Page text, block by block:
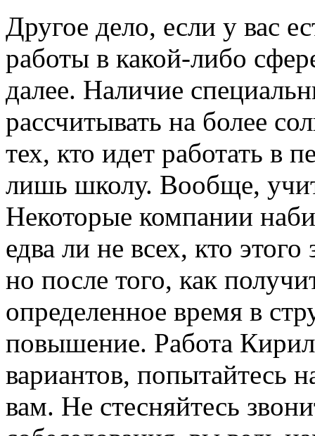
Другое дело, если у вас
работы в какой-либо
далее. Наличие
рассчитывать на более
тех, кто идет работать в
лишь школу. Вообще,
Некоторые компании
едва ли не всех, кто
но после того, как
определенное время в
повышение. Работа
вариантов, попытайтесь
вам. Не стесняйтесь